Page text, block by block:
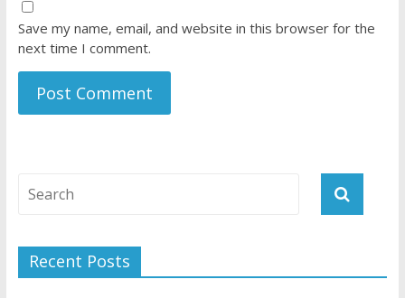
Save my name, email, and website in this browser for the
next time I comment.
Recent Posts